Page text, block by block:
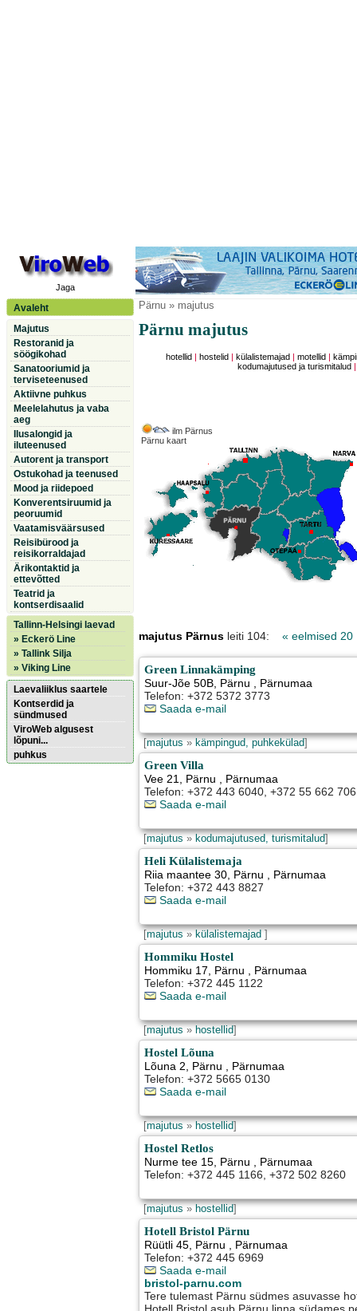
Jaga
Avaleht
Majutus
Restoranid ja
söögikohad
Sanatooriumid ja
terviseteenused
Aktiivne puhkus
Meelelahutus ja vaba
aeg
Ilusalongid ja
iluteenused
Autorent ja transport
Ostukohad ja teenused
Mood ja riidepoed
Konverentsiruumid ja
peoruumid
Vaatamisväärsused
Reisibürood ja
reisikorraldajad
Ärikontaktid ja
ettevõtted
Teatrid ja
kontserdisaalid
Tallinn-Helsingi laevad
» Eckerö Line
» Tallink Silja
» Viking Line
Laevaliiklus saartele
Kontserdid ja
sündmused
ViroWeb algusest
lõpuni...
puhkus
Pärnu » majutus
Pärnu majutus
hotellid hostelid külalistemajad |motellid
kodumajutused ja turismitalud
ilm Pärnus
Pärnu kaart
majutus Pärnus leiti 104: « eelmised 20
Green Linnakämping
Suur-Jõe 50B, Pärnu , Pärnumaa
Telefon: +372 5372 3773
Saada e-mail
[majutus»kämpingud, puhkekülad]
Green Villa
Vee 21, Pärnu , Pärnumaa
Telefon: +372 443 6040, +372 55 662
Saada e-mail
[majutus»kodumajutused, turismitalud]
Heli Külalistemaja
Riia maantee 30, Pärnu , Pärnumaa
Telefon: +372 443 8827
Saada e-mail
[majutus»külalistemajad]
Hommiku Hostel
Hommiku 17, Pärnu , Pärnumaa
Telefon: +372 445 1122
Saada e-mail
[majutus»hostellid]
Hostel Lõuna
Lõuna 2, Pärnu , Pärnumaa
Telefon: +372 5665 0130
Saada e-mail
[majutus»hostellid]
Hostel Retlos
Nurme tee 15, Pärnu , Pärnumaa
Telefon: +372 445 1166, +372 502 8260
[majutus»hostellid]
Hotell Bristol Pärnu
Rüütli 45, Pärnu , Pärnumaa
Telefon: +372 445 6969
Saada e-mail
bristol-parnu.com
Tere tulemast Pärnu südmes asuvasse